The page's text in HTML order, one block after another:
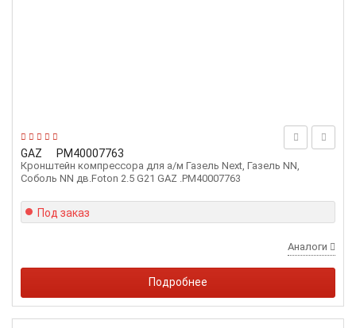
GAZ PM40007763
Кронштейн компрессора для а/м Газель Next, Газель NN,
Соболь NN дв.Foton 2.5 G21 GAZ .PM40007763
Под заказ
Аналоги
Подробнее